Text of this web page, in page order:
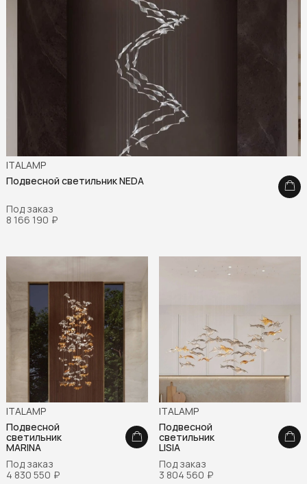
ITALAMP
Подвесной светильник NEDA
Под заказ
8 166 190 ₽
ITALAMP
Подвесной
светильник
MARINA
Под заказ
4 830 550 ₽
ITALAMP
Подвесной
светильник
LISIA
Под заказ
3 804 560 ₽